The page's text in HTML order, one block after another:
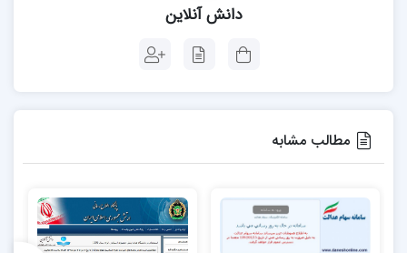
دانش آنلاین
مطالب مشابه